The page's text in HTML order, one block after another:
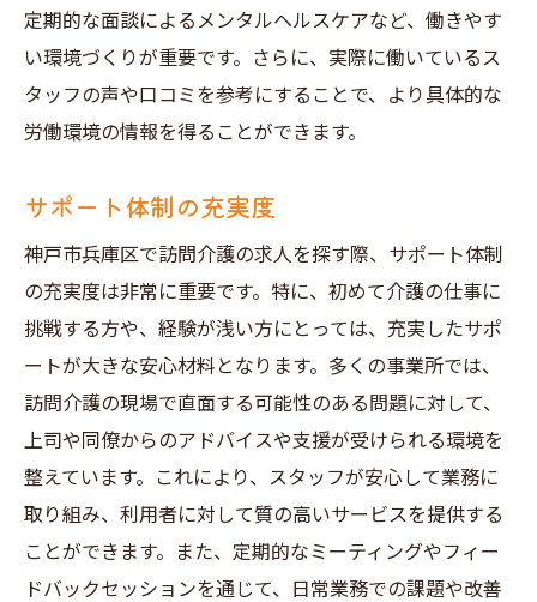
定期的な面談によるメンタルヘルスケアなど、働きやす
い環境づくりが重要です。さらに、実際に働いているス
タッフの声や口コミを参考にすることで、より具体的な
労働環境の情報を得ることができます。
サポート体制の充実度
神戸市兵庫区で訪問介護の求人を探す際、サポート体制
の充実度は非常に重要です。特に、初めて介護の仕事に
挑戦する方や、経験が浅い方にとっては、充実したサポ
ートが大きな安心材料となります。多くの事業所では、
訪問介護の現場で直面する可能性のある問題に対して、
上司や同僚からのアドバイスや支援が受けられる環境を
整えています。これにより、スタッフが安心して業務に
取り組み、利用者に対して質の高いサービスを提供する
ことができます。また、定期的なミーティングやフィー
ドバックセッションを通じて、日常業務での課題や改善